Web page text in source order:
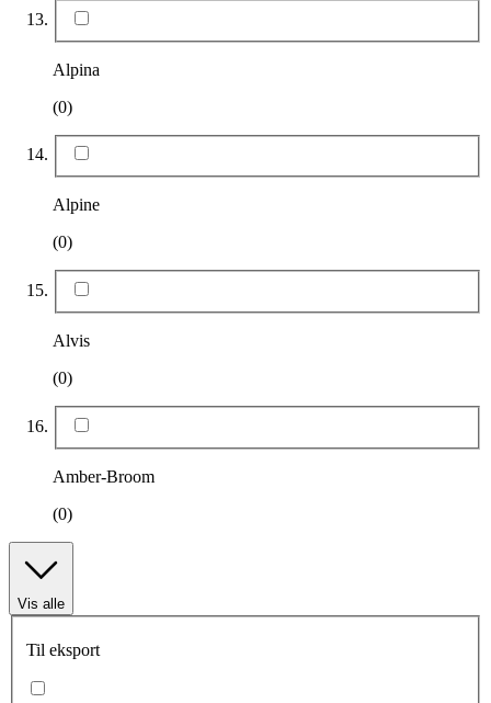
Alpina
(0)
Alpine
(0)
Alvis
(0)
Amber-Broom
(0)
Vis alle
Til eksport